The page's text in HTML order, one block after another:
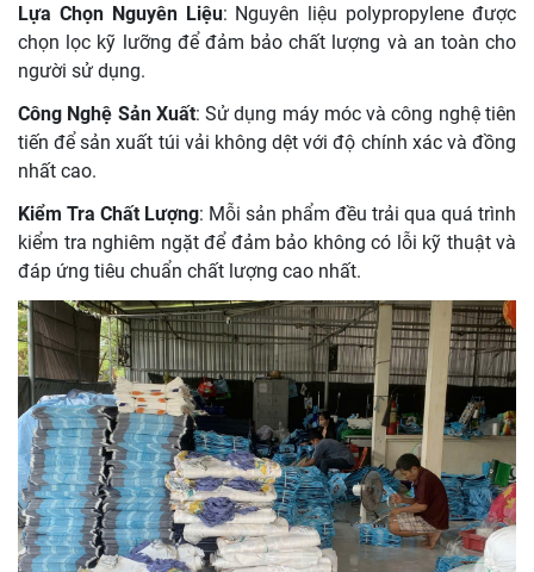
Lựa Chọn Nguyên Liệu: Nguyên liệu polypropylene được
chọn lọc kỹ lưỡng để đảm bảo chất lượng và an toàn cho
người sử dụng.
Công Nghệ Sản Xuất: Sử dụng máy móc và công nghệ tiên
tiến để sản xuất túi vải không dệt với độ chính xác và đồng
nhất cao.
Kiểm Tra Chất Lượng: Mỗi sản phẩm đều trải qua quá trình
kiểm tra nghiêm ngặt để đảm bảo không có lỗi kỹ thuật và
đáp ứng tiêu chuẩn chất lượng cao nhất.